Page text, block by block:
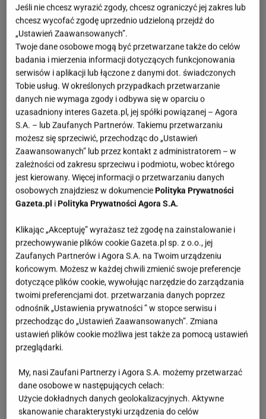
Zobacz wideoKarnowski: PKP CARGO jest teraz o 90
proc. mniej warte niż w grudniu 2015 r.
Darmowe bilety na pociąg. Można bezpłatnie
podróżować po Europie przez 30 dni
Tym razem o darmowe bilety napodróżepo Europie
mogą ubiegać się osoby urodzone pomiędzy
2006 roku a 30 czerwca 2007 roku. Ponadto
kandydaci muszą posiadać obywatelstwo lub prawo
w jednym z 27 państw członkowskich Unii
Europejskiej,
Jeśli nie chcesz wyrazić zgody, chcesz ograniczyć jej zakres lub
chcesz wycofać zgodę uprzednio udzieloną przejdź do
„Ustawień Zaawansowanych”.
Twoje dane osobowe mogą być przetwarzane także do celów
badania i mierzenia informacji dotyczących funkcjonowania
serwisów i aplikacji lub łączone z danymi dot. świadczonych
Tobie usług. W określonych przypadkach przetwarzanie
danych nie wymaga zgody i odbywa się w oparciu o
uzasadniony interes Gazeta.pl, jej spółki powiązanej – Agora
S.A. – lub Zaufanych Partnerów. Takiemu przetwarzaniu
możesz się sprzeciwić, przechodząc do „Ustawień
Zaawansowanych” lub przez kontakt z administratorem – w
zależności od zakresu sprzeciwu i podmiotu, wobec którego
jest kierowany. Więcej informacji o przetwarzaniu danych
osobowych znajdziesz w dokumencie Polityka Prywatności
Gazeta.pl i Polityka Prywatności Agora S.A.
Klikając „Akceptuję” wyrażasz też zgodę na zainstalowanie i
przechowywanie plików cookie Gazeta.pl sp. z o.o., jej
Zaufanych Partnerów i Agora S.A. na Twoim urządzeniu
końcowym. Możesz w każdej chwili zmienić swoje preferencje
dotyczące plików cookie, wywołując narzędzie do zarządzania
twoimi preferencjami dot. przetwarzania danych poprzez
odnośnik „Ustawienia prywatności ” w stopce serwisu i
przechodząc do „Ustawień Zaawansowanych”. Zmiana
ustawień plików cookie możliwa jest także za pomocą ustawień
przeglądarki.
My, nasi Zaufani Partnerzy i Agora S.A. możemy przetwarzać
dane osobowe w następujących celach:
Użycie dokładnych danych geolokalizacyjnych. Aktywne
skanowanie charakterystyki urządzenia do celów